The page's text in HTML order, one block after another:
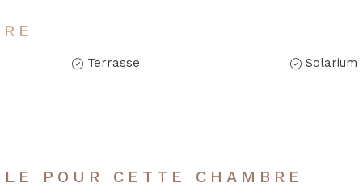
Terrasse Solarium
POUR CETTE CHAMBRE